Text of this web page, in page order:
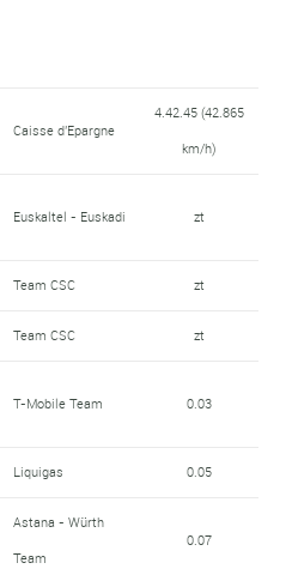
Caisse d'Epargne
4.42.45 (42.865
km/h)
Euskaltel - Euskadi zt
Team CSC zt
Team CSC zt
T-Mobile Team 0.03
Liquigas 0.05
Astana - Würth
Team
0.07